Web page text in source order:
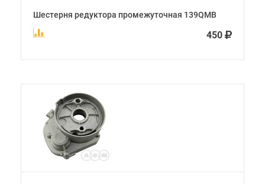
Шестерня редуктора промежуточная 139QMB
450